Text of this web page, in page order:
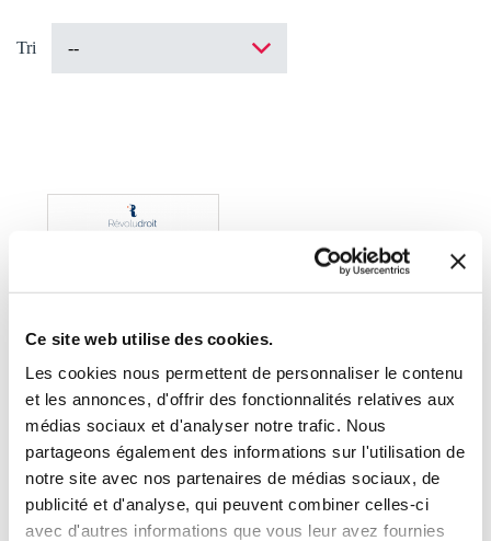
Ce site web utilise des cookies.
Les cookies nous permettent de personnaliser le contenu
et les annonces, d'offrir des fonctionnalités relatives aux
médias sociaux et d'analyser notre trafic. Nous
partageons également des informations sur l'utilisation de
notre site avec nos partenaires de médias sociaux, de
publicité et d'analyse, qui peuvent combiner celles-ci
avec d'autres informations que vous leur avez fournies
Tri
(0 avis)
Valérie BUGAULT